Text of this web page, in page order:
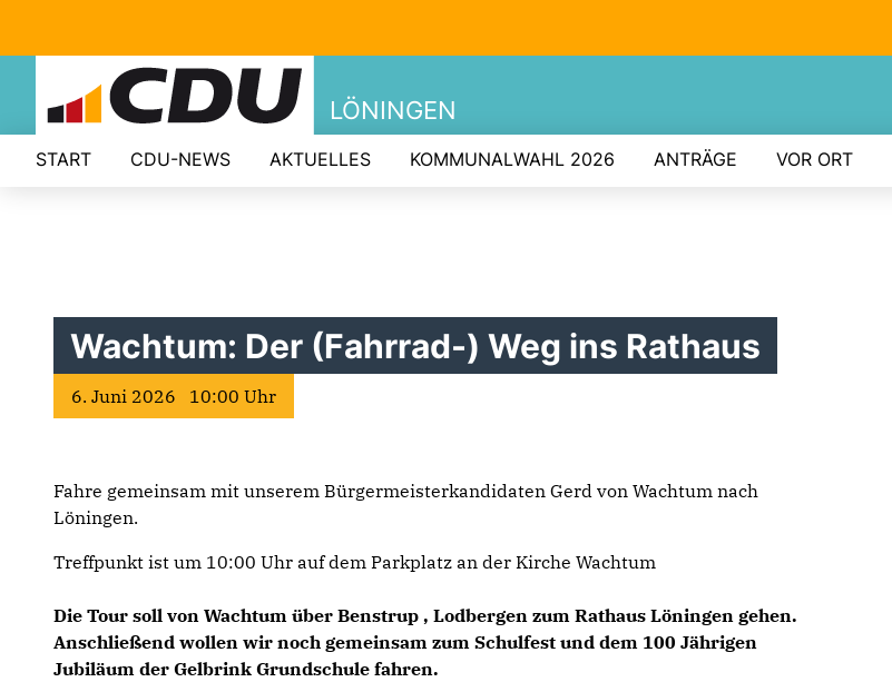
LÖNINGEN
START CDU-NEWS AKTUELLES KOMMUNALWAHL 2026 ANTRÄGE VOR ORT
Wachtum: Der (Fahrrad-) Weg ins Rathaus
6. Juni 2026 10:00 Uhr
Fahre gemeinsam mit unserem Bürgermeisterkandidaten Gerd von Wachtum nach
Löningen.
Treffpunkt ist um 10:00 Uhr auf dem Parkplatz an der Kirche Wachtum
Die Tour soll von Wachtum über Benstrup , Lodbergen zum Rathaus Löningen gehen.
Anschließend wollen wir noch gemeinsam zum Schulfest und dem 100 Jährigen
Jubiläum der Gelbrink Grundschule fahren.